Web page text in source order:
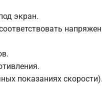
экран.
показаниях скорости).